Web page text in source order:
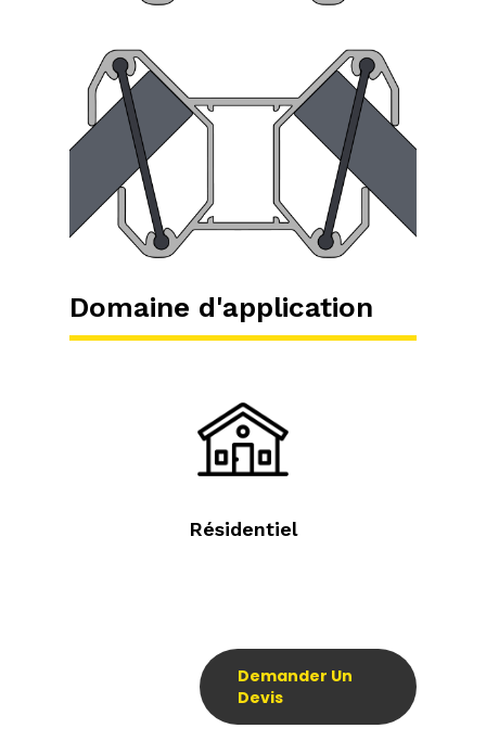
Domaine d'application
Résidentiel
Demander Un
Devis